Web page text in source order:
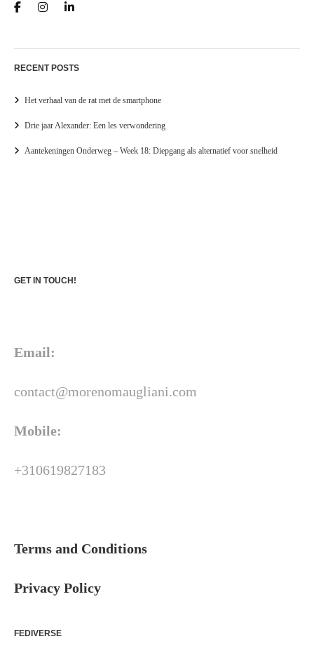
RECENT POSTS
Het verhaal van de rat met de smartphone
Drie jaar Alexander: Een les verwondering
Aantekeningen Onderweg – Week 18: Diepgang als alternatief voor snelheid
GET IN TOUCH!
Email:
contact@morenomaugliani.com
Mobile:
+310619827183
Terms and Conditions
Privacy Policy
FEDIVERSE